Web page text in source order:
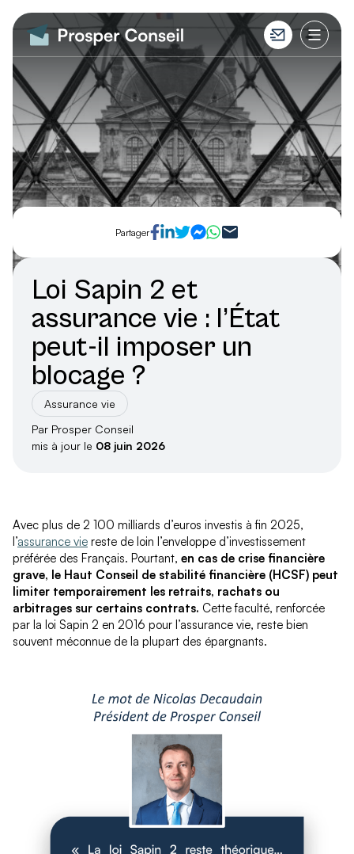
Partager
Loi Sapin 2 et
assurance vie : l’État
peut-il imposer un
blocage ?
Assurance vie
Par Prosper Conseil
mis à jour le 08 juin 2026
Avec plus de 2 100 milliards d’euros investis à fin 2025,
l’assurance vie reste de loin l’enveloppe d’investissement
préférée des Français. Pourtant, en cas de crise financière
grave, le Haut Conseil de stabilité financière (HCSF) peut
limiter temporairement les retraits, rachats ou
arbitrages sur certains contrats. Cette faculté, renforcée
par la loi Sapin 2 en 2016 pour l’assurance vie, reste bien
souvent méconnue de la plupart des épargnants.